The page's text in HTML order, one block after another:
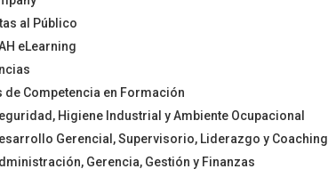
al Público
eLearning
de Competencia en Formación
Higiene Industrial y Ambiente Ocupacional
Gerencial, Supervisorio, Liderazgo y Coaching
Gerencia, Gestión y Finanzas